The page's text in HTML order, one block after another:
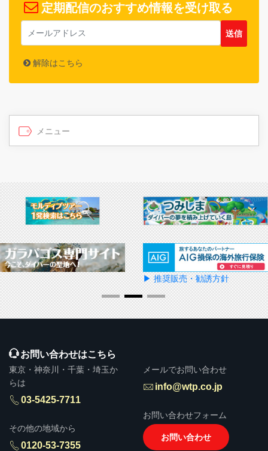
定期配信のおすすめ情報を受け取る
解除はこちら
▶ 推奨販売・勧誘方針
お問い合わせはこちら
東京・神奈川・千葉・埼玉か
らは
03-5425-7711
その他の地域から
0120-53-7355
メールでお問い合わせ
info@wtp.co.jp
お問い合わせフォーム
お問い合わせ